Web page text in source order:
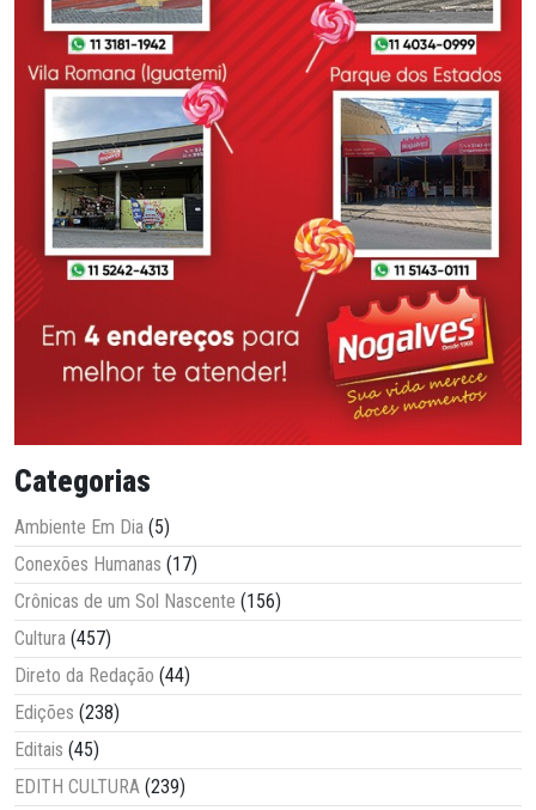
Categorias
Ambiente Em Dia (5)
Conexões Humanas (17)
Crônicas de um Sol Nascente (156)
Cultura (457)
Direto da Redação (44)
Edições (238)
Editais (45)
EDITH CULTURA (239)